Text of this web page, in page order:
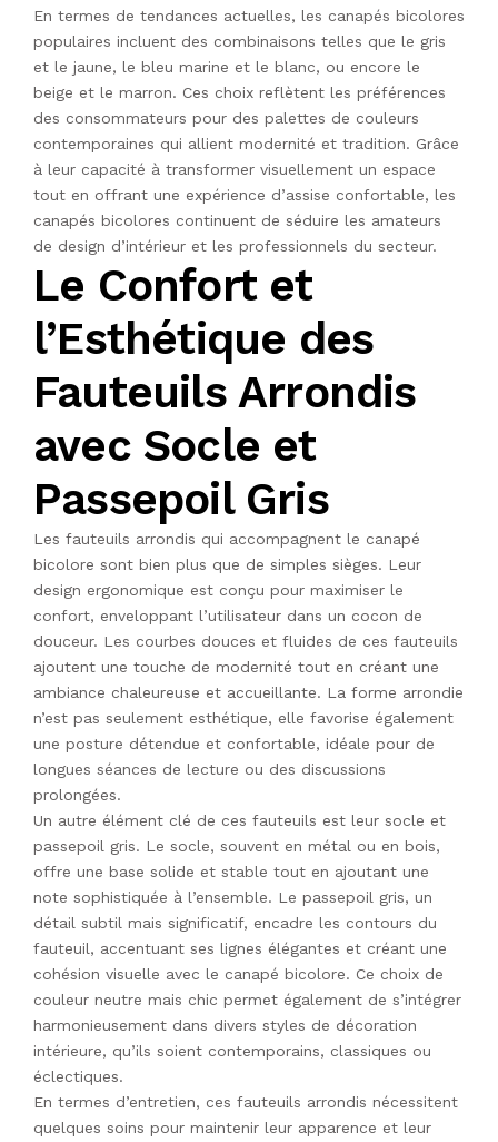
En termes de tendances actuelles, les canapés bicolores
populaires incluent des combinaisons telles que le gris
et le jaune, le bleu marine et le blanc, ou encore le
beige et le marron. Ces choix reflètent les préférences
des consommateurs pour des palettes de couleurs
contemporaines qui allient modernité et tradition. Grâce
à leur capacité à transformer visuellement un espace
tout en offrant une expérience d’assise confortable, les
canapés bicolores continuent de séduire les amateurs
de design d’intérieur et les professionnels du secteur.
Le Confort et
l’Esthétique des
Fauteuils Arrondis
avec Socle et
Passepoil Gris
Les fauteuils arrondis qui accompagnent le canapé
bicolore sont bien plus que de simples sièges. Leur
design ergonomique est conçu pour maximiser le
confort, enveloppant l’utilisateur dans un cocon de
douceur. Les courbes douces et fluides de ces fauteuils
ajoutent une touche de modernité tout en créant une
ambiance chaleureuse et accueillante. La forme arrondie
n’est pas seulement esthétique, elle favorise également
une posture détendue et confortable, idéale pour de
longues séances de lecture ou des discussions
prolongées.
Un autre élément clé de ces fauteuils est leur socle et
passepoil gris. Le socle, souvent en métal ou en bois,
offre une base solide et stable tout en ajoutant une
note sophistiquée à l’ensemble. Le passepoil gris, un
détail subtil mais significatif, encadre les contours du
fauteuil, accentuant ses lignes élégantes et créant une
cohésion visuelle avec le canapé bicolore. Ce choix de
couleur neutre mais chic permet également de s’intégrer
harmonieusement dans divers styles de décoration
intérieure, qu’ils soient contemporains, classiques ou
éclectiques.
En termes d’entretien, ces fauteuils arrondis nécessitent
quelques soins pour maintenir leur apparence et leur